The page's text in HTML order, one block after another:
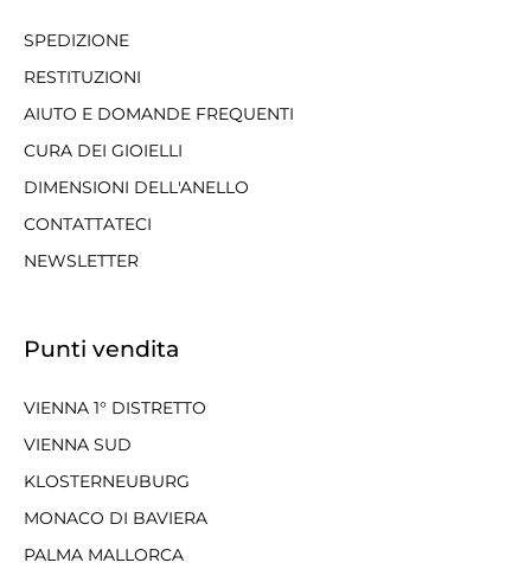
SPEDIZIONE
RESTITUZIONI
AIUTO E DOMANDE FREQUENTI
CURA DEI GIOIELLI
DIMENSIONI DELL'ANELLO
CONTATTATECI
NEWSLETTER
Punti vendita
VIENNA 1° DISTRETTO
VIENNA SUD
KLOSTERNEUBURG
MONACO DI BAVIERA
PALMA MALLORCA